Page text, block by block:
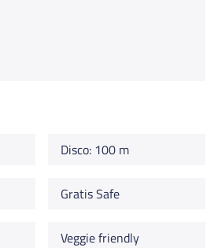
Disco: 100 m
Gratis Safe
Veggie friendly